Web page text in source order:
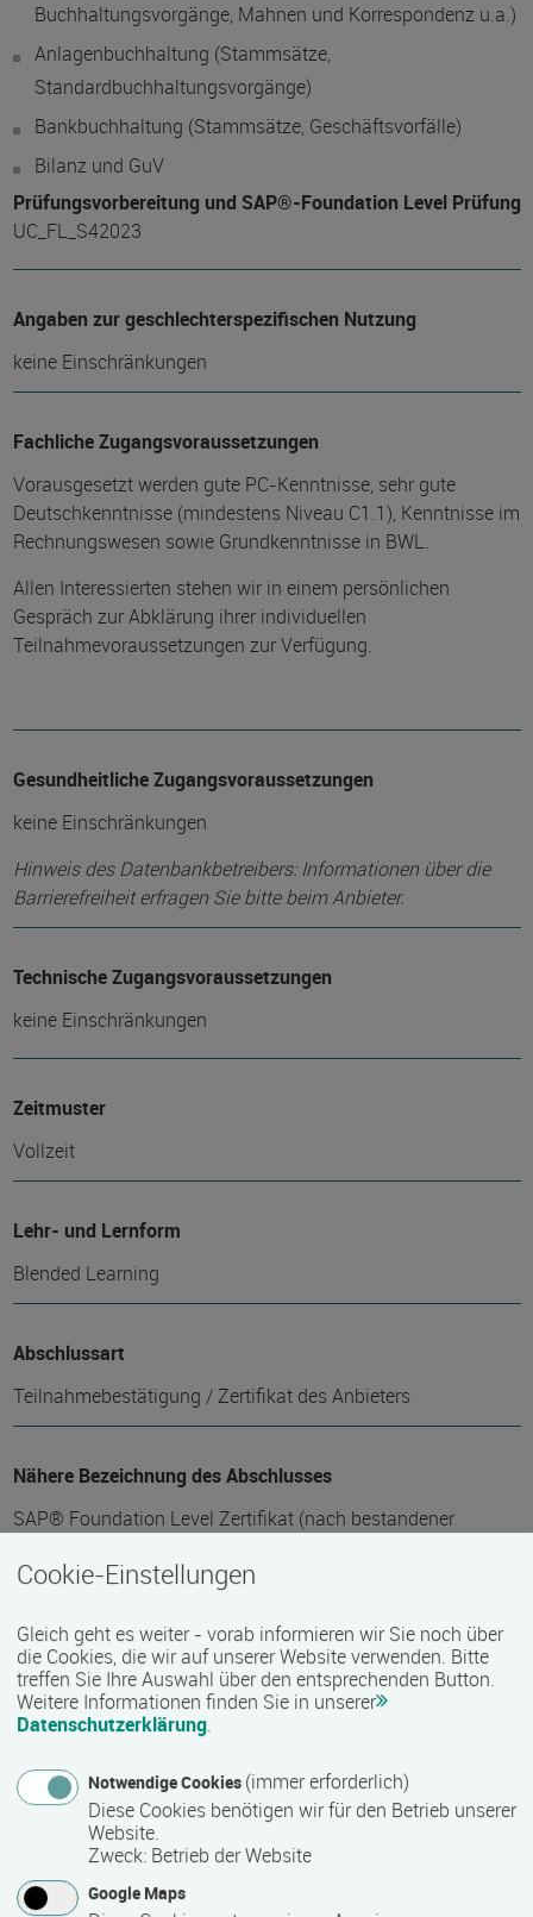
Buchhaltungsvorgänge, Mahnen und Korrespondenz u.a.)
Anlagenbuchhaltung (Stammsätze,
Standardbuchhaltungsvorgänge)
Bankbuchhaltung (Stammsätze, Geschäftsvorfälle)
Bilanz und GuV
Prüfungsvorbereitung und SAP®-Foundation Level Prüfung
UC_FL_S42023
Angaben zur geschlechterspezifischen Nutzung
keine Einschränkungen
Fachliche Zugangsvoraussetzungen
Vorausgesetzt werden gute PC-Kenntnisse, sehr gute
Deutschkenntnisse (mindestens Niveau C1.1), Kenntnisse im
Rechnungswesen sowie Grundkenntnisse in BWL.
Allen Interessierten stehen wir in einem persönlichen
Gespräch zur Abklärung ihrer individuellen
Teilnahmevoraussetzungen zur Verfügung.
Gesundheitliche Zugangsvoraussetzungen
keine Einschränkungen
Hinweis des Datenbankbetreibers: Informationen über die
Barrierefreiheit erfragen Sie bitte beim Anbieter.
Technische Zugangsvoraussetzungen
keine Einschränkungen
Zeitmuster
Vollzeit
Lehr- und Lernform
Blended Learning
Abschlussart
Teilnahmebestätigung / Zertifikat des Anbieters
Nähere Bezeichnung des Abschlusses
SAP® Foundation Level Zertifikat (nach bestandener
Teilnahmebescheinigung
Voraussichtliche Dauer
250 Stunde(n)
Termin
Termine auf Anfrage
Bemerkungen zum Termin
Cookie-Einstellungen
Gleich geht es weiter - vorab informieren wir Sie noch über
die Cookies, die wir auf unserer Website verwenden. Bitte
treffen Sie Ihre Auswahl über den entsprechenden Button.
Weitere Informationen finden Sie in unserer
Datenschutzerklärung.
Notwendige Cookies (immer erforderlich)
Diese Cookies benötigen wir für den Betrieb unserer
Website.
Zweck: Betrieb der Website
Google Maps